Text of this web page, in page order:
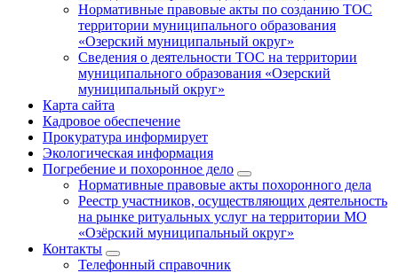
Нормативные правовые акты по созданию ТОС
территории муниципального образования
«Озерский муниципальный округ»
Сведения о деятельности ТОС на территории
муниципального образования «Озерский
муниципальный округ»
Карта сайта
Кадровое обеспечение
Прокуратура информирует
Экологическая информация
Погребение и похоронное дело
Нормативные правовые акты похоронного дела
Реестр участников, осуществляющих деятельность
на рынке ритуальных услуг на территории МО
«Озёрский муниципальный округ»
Контакты
Телефонный справочник